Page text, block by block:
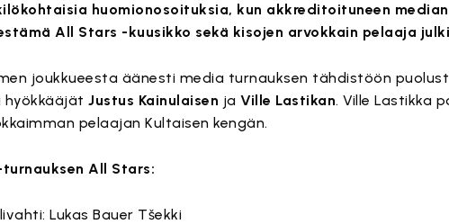
huomionosoituksia, kun akkreditoituneen
All Stars -kuusikko sekä kisojen arvokkain pelaaja
joukkueesta äänesti media turnauksen tähdistöön
hyökkääjätJustus Kainulaisen jaVille Lastikan. Ville Lastikka
pelaajan Kultaisen kengän.
All Stars:
Lukas Bauer Tšekki